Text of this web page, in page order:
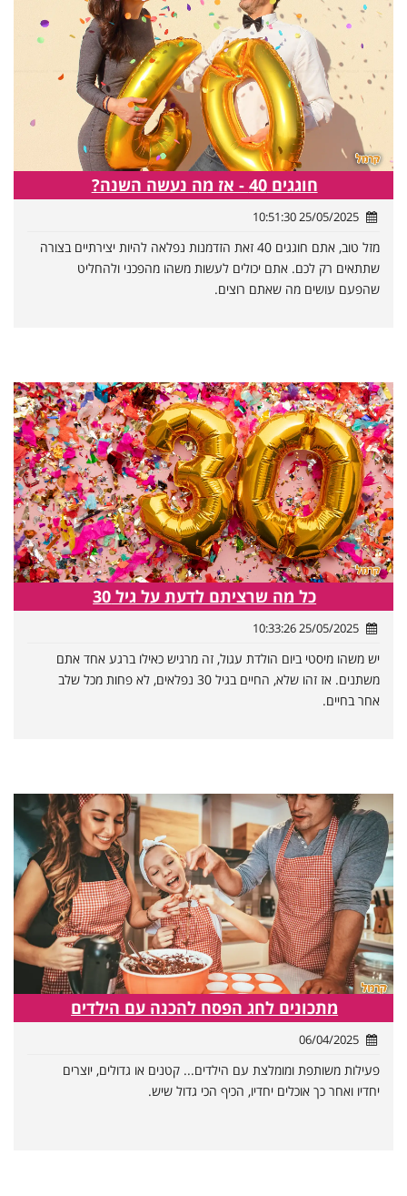
חוגגים 40 - אז מה נעשה השנה?
25/05/2025 10:51:30
מזל טוב, אתם חוגגים 40 זאת הזדמנות נפלאה להיות יצירתיים בצורה
שתתאים רק לכם. אתם יכולים לעשות משהו מהפכני ולהחליט
שהפעם עושים מה שאתם רוצים.
כל מה שרציתם לדעת על גיל 30
25/05/2025 10:33:26
יש משהו מיסטי ביום הולדת עגול, זה מרגיש כאילו ברגע אחד אתם
משתנים. אז זהו שלא, החיים בגיל 30 נפלאים, לא פחות מכל שלב
אחר בחיים.
מתכונים לחג הפסח להכנה עם הילדים
06/04/2025
פעילות משותפת ומומלצת עם הילדים... קטנים או גדולים, יוצרים
יחדיו ואחר כך אוכלים יחדיו, הכיף הכי גדול שיש.